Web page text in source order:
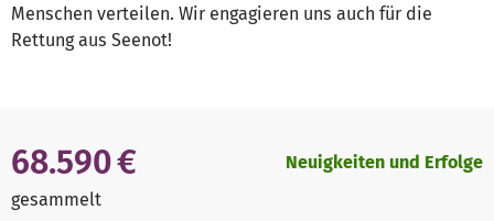
Menschen verteilen. Wir engagieren uns auch für die
Rettung aus Seenot!
68.590 €
gesammelt
Neuigkeiten und Erfolge